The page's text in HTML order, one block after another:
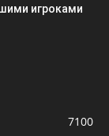
игроками
7100